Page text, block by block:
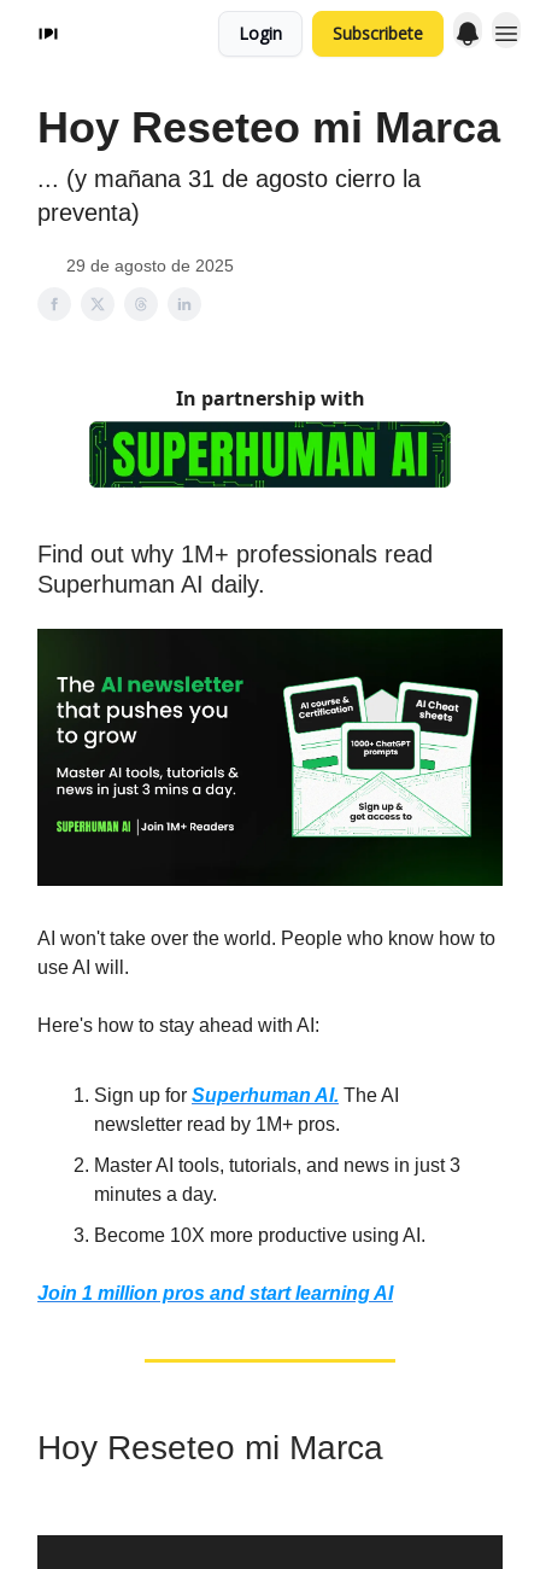
Login Subscribete
Hoy Reseteo mi Marca
... (y mañana 31 de agosto cierro la
preventa)
29 de agosto de 2025
In partnership with
Find out why 1M+ professionals read
Superhuman AI daily.
AI won't take over the world. People who know how to
use AI will.
Here's how to stay ahead with AI:
Sign up for Superhuman AI. The AI
newsletter read by 1M+ pros.
Master AI tools, tutorials, and news in just 3
minutes a day.
Become 10X more productive using AI.
Join 1 million pros and start learning AI
Hoy Reseteo mi Marca